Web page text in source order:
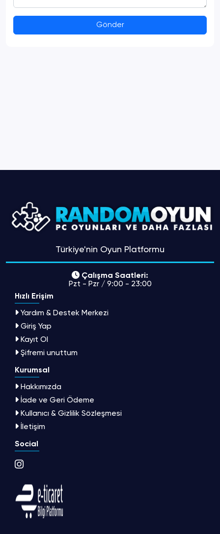
Gönder
Türkiye'nin Oyun Platformu
Çalışma Saatleri:
Pzt - Pzr / 9:00 - 23:00
Hızlı Erişim
Yardım & Destek Merkezi
Giriş Yap
Kayıt Ol
Şifremi unuttum
Kurumsal
Hakkımızda
İade ve Geri Ödeme
Kullanıcı & Gizlilik Sözleşmesi
İletişim
Social